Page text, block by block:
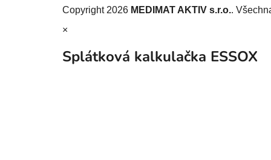
Copyright 2026 MEDIMAT AKTIV s.r.o..
×
Splátková kalkulačka ESSOX